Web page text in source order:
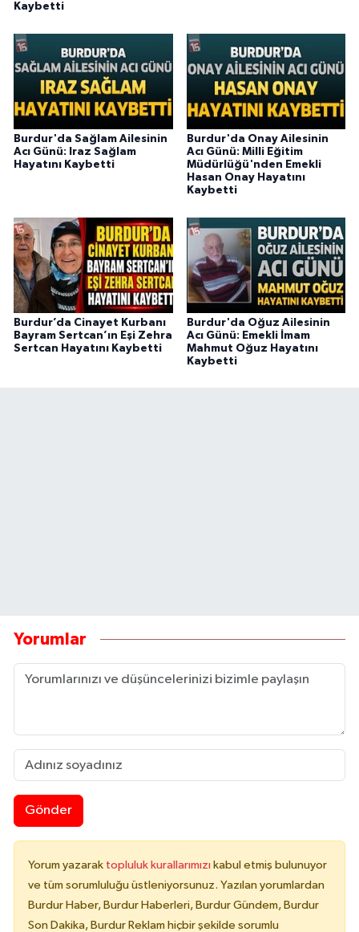
Kaybetti
Burdur'da Sağlam Ailesinin
Acı Günü: Iraz Sağlam
Hayatını Kaybetti
Burdur'da Onay Ailesinin
Acı Günü: Milli Eğitim
Müdürlüğü'nden Emekli
Hasan Onay Hayatını
Kaybetti
Burdur’da Cinayet Kurbanı
Bayram Sertcan’ın Eşi Zehra
Sertcan Hayatını Kaybetti
Burdur'da Oğuz Ailesinin
Acı Günü: Emekli İmam
Mahmut Oğuz Hayatını
Kaybetti
Yorumlar
Gönder
Yorum yazarak topluluk kurallarımızı kabul etmiş bulunuyor
ve tüm sorumluluğu üstleniyorsunuz. Yazılan yorumlardan
Burdur Haber, Burdur Haberleri, Burdur Gündem, Burdur
Son Dakika, Burdur Reklam hiçbir şekilde sorumlu